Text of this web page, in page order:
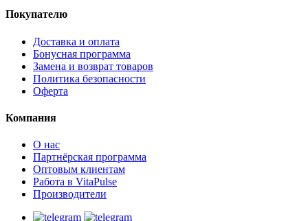
Покупателю
Доставка и оплата
Бонусная программа
Замена и возврат товаров
Политика безопасности
Оферта
Компания
О нас
Партнёрская программа
Оптовым клиентам
Работа в VitaPulse
Производители